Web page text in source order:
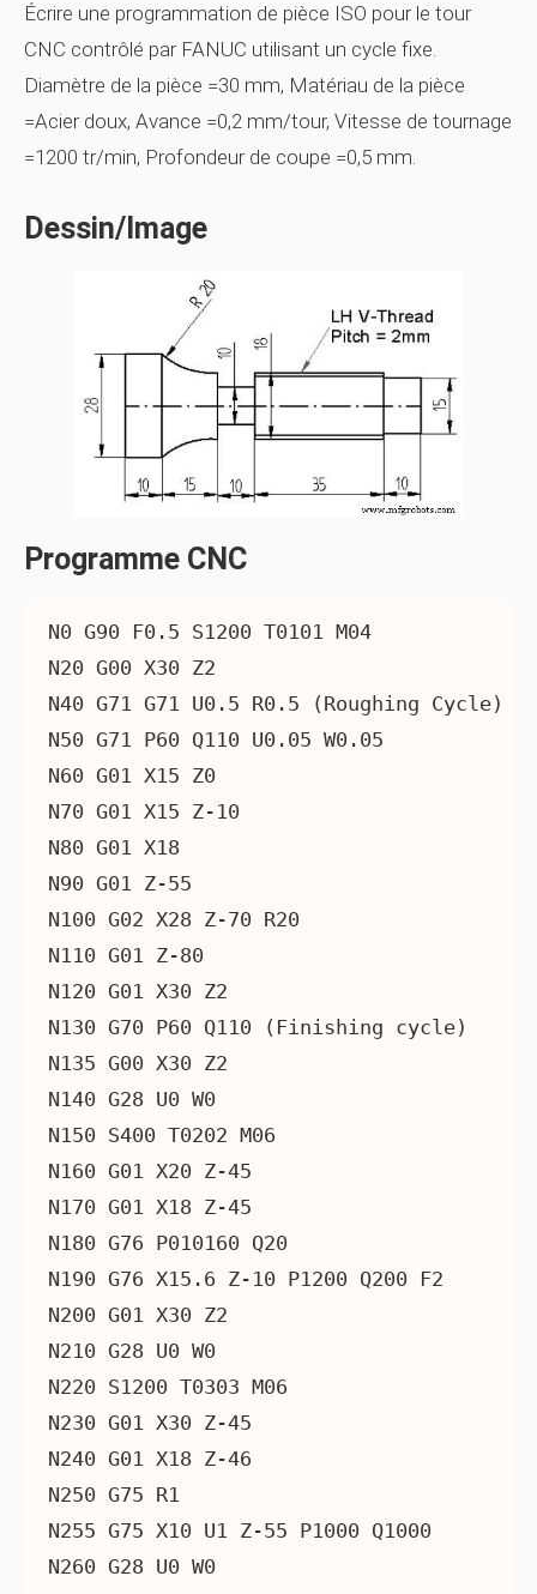
Écrire une programmation de pièce ISO pour le tour
CNC contrôlé par FANUC utilisant un cycle fixe.
Diamètre de la pièce =30 mm, Matériau de la pièce
=Acier doux, Avance =0,2 mm/tour, Vitesse de tournage
=1200 tr/min, Profondeur de coupe =0,5 mm.
Dessin/Image
Programme CNC
N0 G90 F0.5 S1200 T0101 M04
N20 G00 X30 Z2
N40 G71 G71 U0.5 R0.5 (Roughing Cycle)
N50 G71 P60 Q110 U0.05 W0.05
N60 G01 X15 Z0
N70 G01 X15 Z-10
N80 G01 X18
N90 G01 Z-55
N100 G02 X28 Z-70 R20
N110 G01 Z-80
N120 G01 X30 Z2
N130 G70 P60 Q110 (Finishing cycle)
N135 G00 X30 Z2
N140 G28 U0 W0
N150 S400 T0202 M06
N160 G01 X20 Z-45
N170 G01 X18 Z-45
N180 G76 P010160 Q20
N190 G76 X15.6 Z-10 P1200 Q200 F2
N200 G01 X30 Z2
N210 G28 U0 W0
N220 S1200 T0303 M06
N230 G01 X30 Z-45
N240 G01 X18 Z-46
N250 G75 R1
N255 G75 X10 U1 Z-55 P1000 Q1000
N260 G28 U0 W0